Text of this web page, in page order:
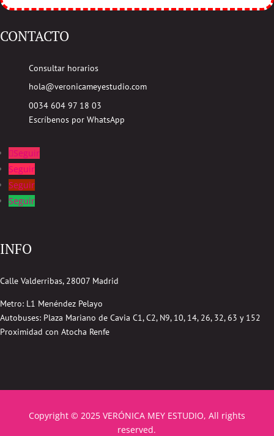
CONTACTO
Consultar horarios
hola@veronicameyestudio.com
0034 604 97 18 03
Escríbenos por WhatsApp
Seguir
Seguir
Seguir
Seguir
INFO
Calle Valderribas, 28007 Madrid
Metro: L1 Menéndez Pelayo
Autobuses: Plaza Mariano de Cavia C1, C2, N9, 10, 14, 26, 32, 63 y 152
Proximidad con Atocha Renfe
Copyright © 2025 VERÓNICA MEY ESTUDIO, All rights
reserved.